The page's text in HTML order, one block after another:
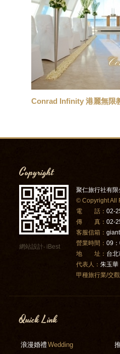
Banyan Tree
Copyright
網站設計‧ iBest
聚仁旅行社有
© Copyright All
電 話： 02-
傳 真： 02-
客服信箱：
營業時間： 09
地 址： 台
代表人： 朱玉華
甲種旅行業/交
Quick Link
浪漫婚禮 Wedding